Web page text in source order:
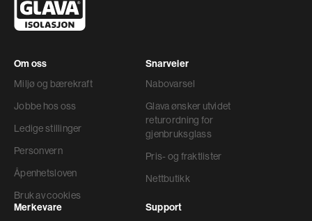
Om oss
Miljø og bærekraft
Jobbe hos oss
Ledige stillinger
Personvern
Åpenhetsloven
Bruk av cookies
Snarveier
Nabovarsel
Glava ønsker utvidet
returordning for
gjenbruksglass
Pris- og fraktlister
Nettbutikk
Merkevare Support